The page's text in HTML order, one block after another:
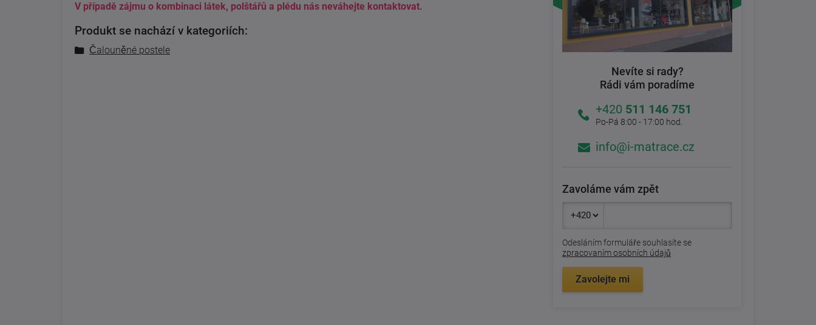
V případě zájmu o kombinaci látek, polštářů a plédu nás neváhejte kontaktovat.
Produkt se nachází v kategoriích:
Čalouněné postele
Nevíte si rady?
Rádi vám poradíme
+420 511 146 751
Po-Pá 8:00 - 17:00 hod.
info@i-matrace.cz
Zavoláme vám zpět
Odesláním formuláře souhlasíte se
zpracovaním osobních údajů
Zavolejte mi